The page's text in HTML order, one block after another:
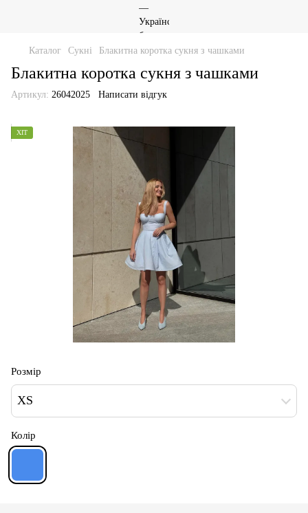
Каталог Сукні Блакитна коротка сукня з чашками
Блакитна коротка сукня з чашками
Артикул: 26042025 Написати відгук
ХІТ
Розмір
XS
Колір